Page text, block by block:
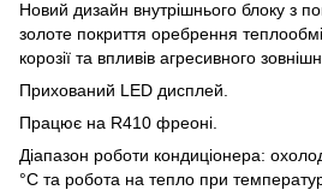
Новий дизайн внутрішнього блоку з
золоте покриття оребрення
корозії та впливів агресивного
Прихований LED дисплей.
Працює на R410 фреоні.
Діапазон роботи кондиціонера:
°C та робота на тепло при